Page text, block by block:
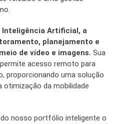
Inteligência Artificial, a
planejamento e
de vídeo e imagens. Sua
acesso remoto para
proporcionando uma solução
otimização da mobilidade
nosso portfólio inteligente o